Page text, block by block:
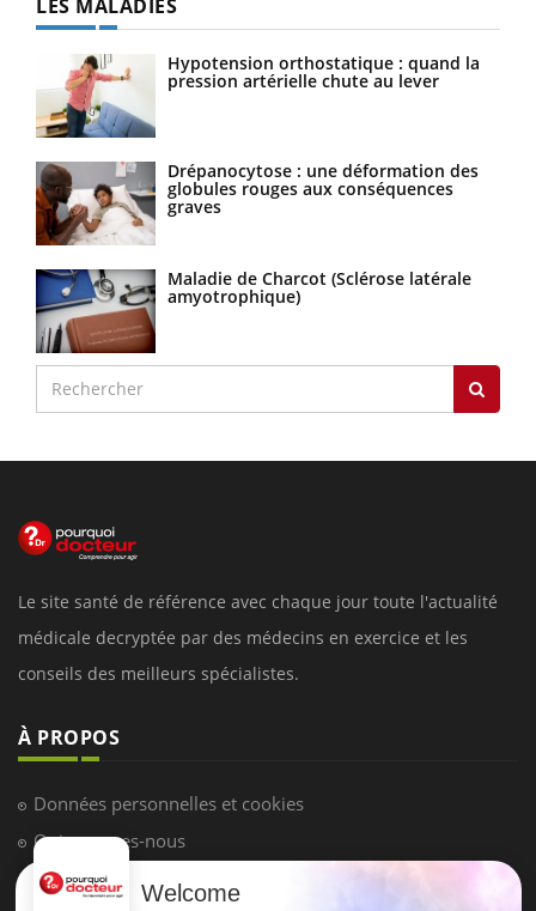
LES MALADIES
Hypotension orthostatique : quand la
pression artérielle chute au lever
Drépanocytose : une déformation des
globules rouges aux conséquences
graves
Maladie de Charcot (Sclérose latérale
amyotrophique)
Le site santé de référence avec chaque jour toute l'actualité
médicale decryptée par des médecins en exercice et les
conseils des meilleurs spécialistes.
À PROPOS
Données personnelles et cookies
Qui sommes-nous
Conditions d'utilisation
Welcome